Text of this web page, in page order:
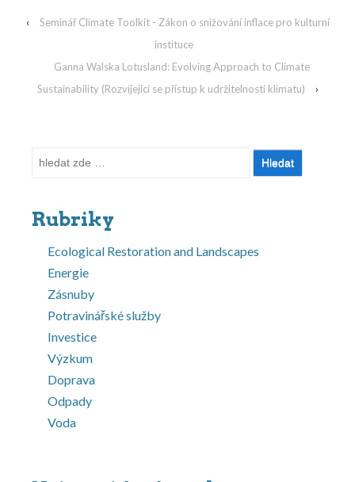
‹
Seminář Climate Toolkit - Zákon o snižování inflace pro kulturní
instituce
Ganna Walska Lotusland: Evolving Approach to Climate
Sustainability (Rozvíjející se přístup k udržitelnosti klimatu)
›
Hledat:
Rubriky
Ecological Restoration and Landscapes
Energie
Zásnuby
Potravinářské služby
Investice
Výzkum
Doprava
Odpady
Voda